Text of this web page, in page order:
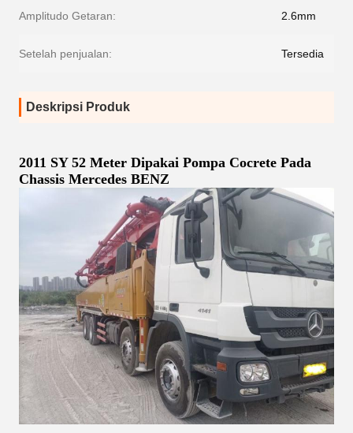
Amplitudo Getaran: 2.6mm
Setelah penjualan: Tersedia
Deskripsi Produk
2011 SY 52 Meter Dipakai Pompa Cocrete Pada
Chassis Mercedes BENZ